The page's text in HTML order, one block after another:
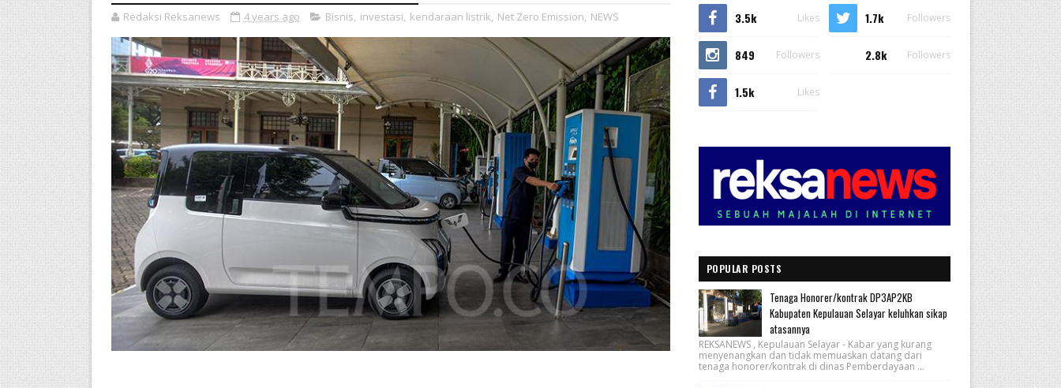
Redaksi Reksanews 4 years ago Bisnis, investasi, kendaraan listrik, Net Zero Emission, NEWS 3.5k Likes 1.7k Followers
849 Followers 2.8k Followers
1.5k Likes
POPULAR POSTS
Tenaga Honorer/kontrak DP3AP2KB
Kabupaten Kepulauan Selayar keluhkan sikap
atasannya
REKSANEWS , Kepulauan Selayar - Kabar yang kurang
menyenangkan dan tidak memuaskan datang dari
tenaga honorer/kontrak di dinas Pemberdayaan ...